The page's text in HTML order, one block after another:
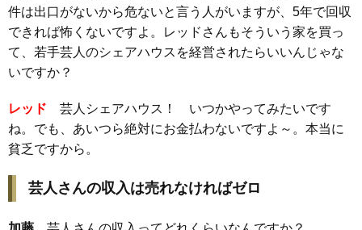
件は出口がないから危ないと言う人がいますが、5年で回収
できれば怖くないですよ。レッドさんもそういう家を買っ
て、若手芸人のシェアハウスを経営されたらいいんじゃな
いですか？
レッド 芸人シェアハウス！ いつかやってみたいです
ね。でも、あいつら絶対にお金払わないですよ～。本当に
貧乏ですから。
芸人さんの収入は売れなければゼロ